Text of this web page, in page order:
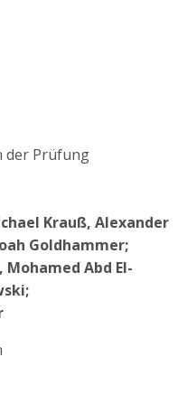
der Prüfung
Krauß, Alexander
Goldhammer;
Mohamed Abd El-